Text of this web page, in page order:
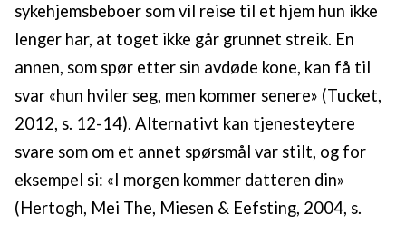
sykehjemsbeboer som vil reise til et hjem hun ikke
lenger har, at toget ikke går grunnet streik. En
annen, som spør etter sin avdøde kone, kan få til
svar «hun hviler seg, men kommer senere» (Tucket,
2012, s. 12-14). Alternativt kan tjenesteytere
svare som om et annet spørsmål var stilt, og for
eksempel si: «I morgen kommer datteren din»
(Hertogh, Mei The, Miesen & Eefsting, 2004, s.